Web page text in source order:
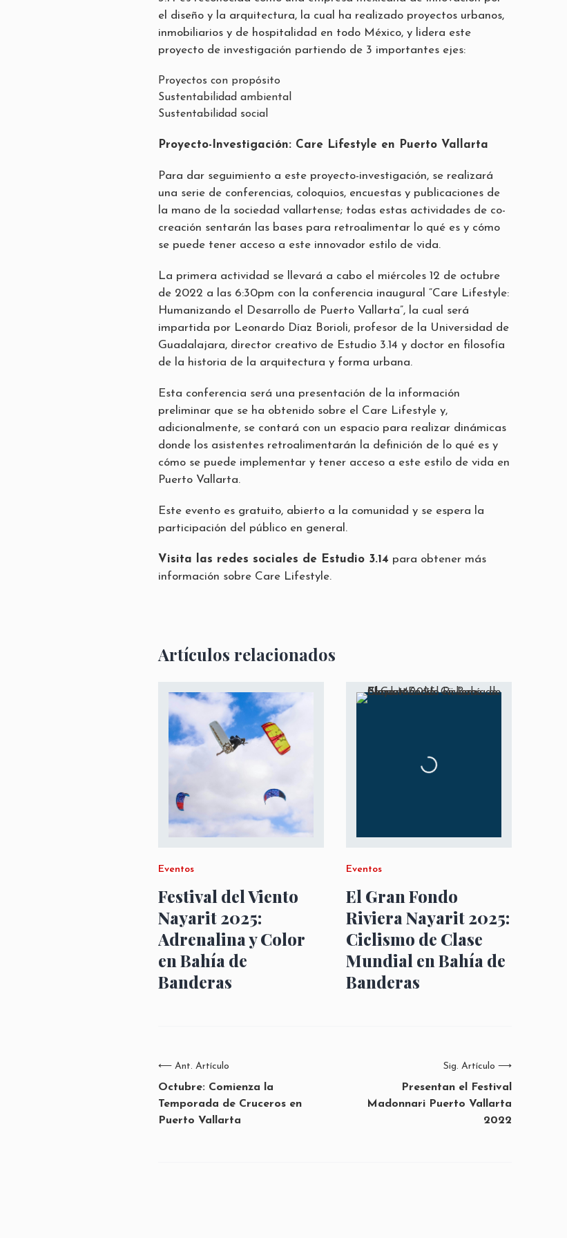
el diseño y la arquitectura, la cual ha realizado proyectos urbanos,
inmobiliarios y de hospitalidad en todo México, y lidera este
proyecto de investigación partiendo de 3 importantes ejes:
Proyectos con propósito
Sustentabilidad ambiental
Sustentabilidad social
Proyecto-Investigación: Care Lifestyle en Puerto Vallarta
Para dar seguimiento a este proyecto-investigación, se realizará
una serie de conferencias, coloquios, encuestas y publicaciones de
la mano de la sociedad vallartense; todas estas actividades de co-
creación sentarán las bases para retroalimentar lo qué es y cómo
se puede tener acceso a este innovador estilo de vida.
La primera actividad se llevará a cabo el miércoles 12 de octubre
de 2022 a las 6:30pm con la conferencia inaugural “Care Lifestyle:
Humanizando el Desarrollo de Puerto Vallarta”, la cual será
impartida por Leonardo Díaz Borioli, profesor de la Universidad de
Guadalajara, director creativo de Estudio 3.14 y doctor en filosofía
de la historia de la arquitectura y forma urbana.
Esta conferencia será una presentación de la información
preliminar que se ha obtenido sobre el Care Lifestyle y,
adicionalmente, se contará con un espacio para realizar dinámicas
donde los asistentes retroalimentarán la definición de lo qué es y
cómo se puede implementar y tener acceso a este estilo de vida en
Puerto Vallarta.
Este evento es gratuito, abierto a la comunidad y se espera la
participación del público en general.
Visita las redes sociales de Estudio 3.14 para obtener más
información sobre Care Lifestyle.
Artículos relacionados
Eventos
Festival del Viento
Nayarit 2025:
Adrenalina y Color
en Bahía de
Banderas
Eventos
El Gran Fondo
Riviera Nayarit 2025:
Ciclismo de Clase
Mundial en Bahía de
Banderas
⟵ Ant. Artículo
Octubre: Comienza la
Temporada de Cruceros en
Puerto Vallarta
Sig. Artículo ⟶
Presentan el Festival
Madonnari Puerto Vallarta
2022